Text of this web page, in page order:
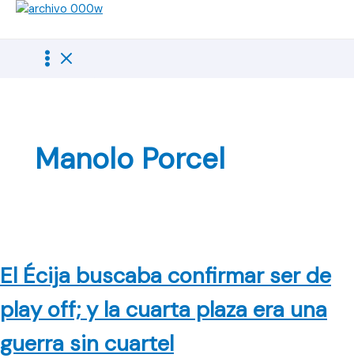
Manolo Porcel
El Écija buscaba confirmar ser de
play off; y la cuarta plaza era una
guerra sin cuartel